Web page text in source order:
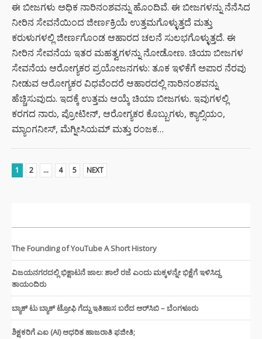
ಈ ಬೀಜಗಳು ಅಧಿಕ ನಾರಿನಂಶವನ್ನು ಹೊಂದಿವೆ. ಈ ಬೀಜಗಳನ್ನು ನೆನೆಸಿದ
ನೀರಿನ ಸೇವನೆಯಿಂದ ಜೀರ್ಣಕ್ರಿಯೆ ಉತ್ತಮಗೊಳ್ಳುತ್ತದೆ ಮತ್ತು
ಕರುಳುಗಳಲ್ಲಿ ಜೀರ್ಣಗೊಂಡ ಆಹಾರದ ಚಲನೆ ಸುಲಭಗೊಳ್ಳುತ್ತದೆ. ಈ
ನೀರಿನ ಸೇವನೆಯ ಇತರ ಮಹತ್ವಗಳನ್ನು ನೋಡೋಣ. ಚಿಯಾ ಬೀಜಗಳ
ಸೇವನೆಯ ಆರೋಗ್ಯಕರ ಪ್ರಯೋಜನಗಳು: ತೂಕ ಇಳಿಕೆಗೆ ಅಪಾರ ನೆರವು
ನೀಡುವ ಆರೋಗ್ಯಕರ ವಿಧವೆಂದರೆ ಆಹಾರದಲ್ಲಿ ನಾರಿನಂಶವನ್ನು
ಹೆಚ್ಚಿಸುವುದು. ಇದಕ್ಕೆ ಉತ್ತಮ ಆಯ್ಕೆ ಚಿಯಾ ಬೀಜಗಳು. ಇವುಗಳಲ್ಲಿ
ಕರಗದ ನಾರು, ಪ್ರೋಟೀನ್, ಆರೋಗ್ಯಕರ ಕೊಬ್ಬುಗಳು, ಕ್ಯಾಲ್ಸಿಯಂ,
ಮ್ಯಾಂಗನೀಸ್, ಮೆಗ್ನೀಸಿಯಮ್ ಮತ್ತು ರಂಜಕ…
1 2 … 4 5 NEXT
The Founding of YouTube A Short History
ವಿಜಯನಗರದಲ್ಲಿ ಭಿಕ್ಷಾಟನೆ ಜಾಲ: ಶಾಲೆ ರಜೆ ಎಂದು ಮಕ್ಕಳನ್ನೇ ಭಿಕ್ಷೆಗೆ ಇಳಿಸಿದ್ದ
ತಾಯಂದಿರು
ಬ್ಯಾಕ್ ಟು ಬ್ಯಾಕ್ ಟ್ರೋಫಿ ಗೆದ್ದು ಇತಿಹಾಸ ಬರೆದ ಆರ್‌ಸಿಬಿ – ಬೆಂಗಳೂರು
ಶಿಕ್ಷಕರಿಗೆ ಎಐ (AI) ಆಧರಿತ ಹಾಜರಾತಿ ಫಜೀತಿ;